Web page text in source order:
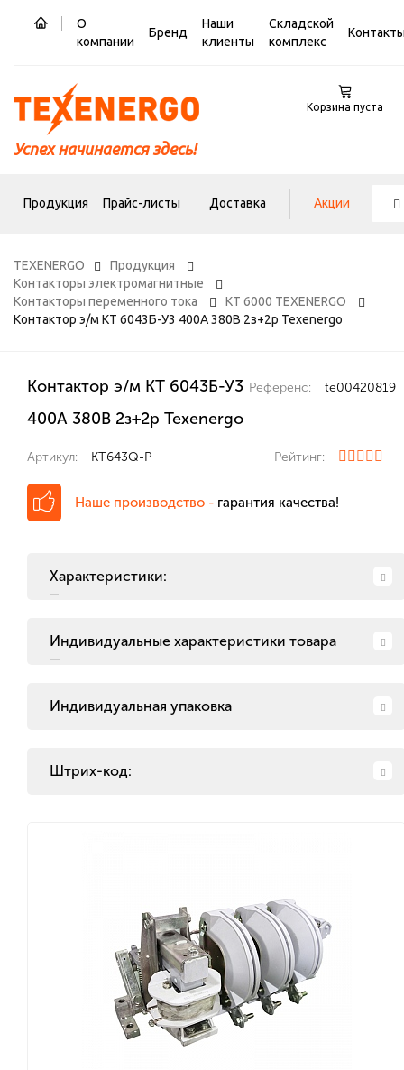
О
компании
Бренд
Наши
клиенты
Складской
комплекс
Успех начинается здесь!
Корзина пуста
Продукция Прайс-листы Доставка Акции
TEXENERGO
Продукция
Контакторы электромагнитные
Контакторы переменного тока
КТ 6000 TEXENERGO
Контактор э/м КТ 6043Б-У3 400А 380В 2з+2р Texenergo
Контактор э/м КТ 6043Б-У3
400А 380В 2з+2р Texenergo
Референс: te00420819
Артикул: KT643Q-P Рейтинг:
Наше производство - гарантия качества!
Характеристики:
Индивидуальные характеристики товара
Индивидуальная упаковка
Штрих-код: